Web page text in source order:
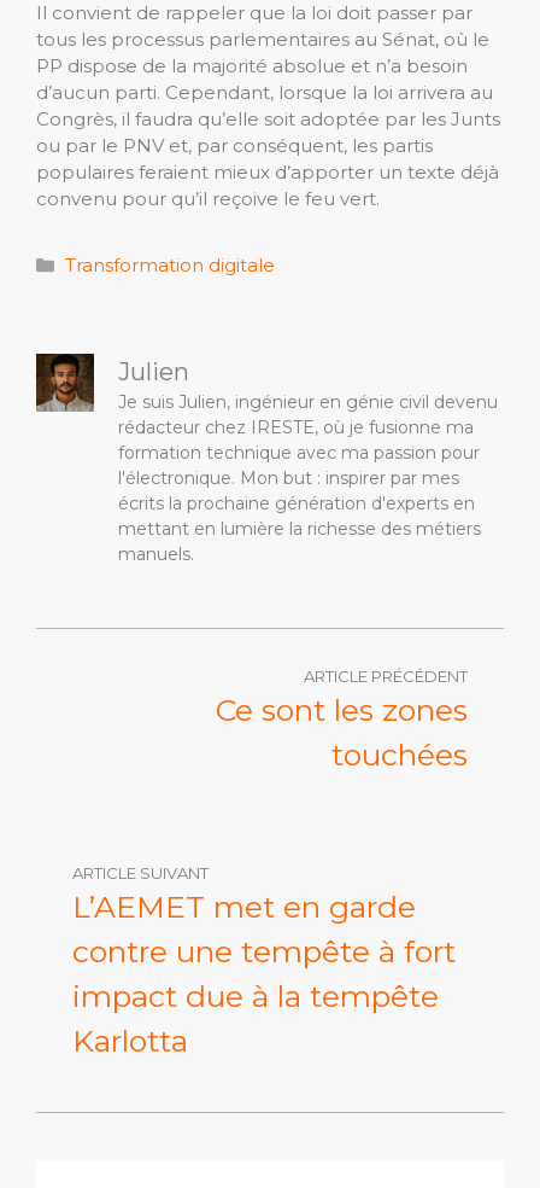
Il convient de rappeler que la loi doit passer par
tous les processus parlementaires au Sénat, où le
PP dispose de la majorité absolue et n’a besoin
d’aucun parti. Cependant, lorsque la loi arrivera au
Congrès, il faudra qu’elle soit adoptée par les Junts
ou par le PNV et, par conséquent, les partis
populaires feraient mieux d’apporter un texte déjà
convenu pour qu’il reçoive le feu vert.
Catégories
Transformation digitale
Julien
Je suis Julien, ingénieur en génie civil devenu
rédacteur chez IRESTE, où je fusionne ma
formation technique avec ma passion pour
l'électronique. Mon but : inspirer par mes
écrits la prochaine génération d'experts en
mettant en lumière la richesse des métiers
manuels.
ARTICLE PRÉCÉDENT
Ce sont les zones
touchées
ARTICLE SUIVANT
L’AEMET met en garde
contre une tempête à fort
impact due à la tempête
Karlotta